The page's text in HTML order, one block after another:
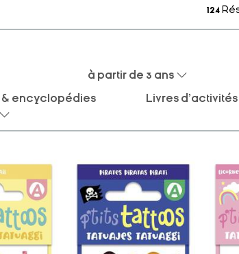
124
à partir de 3 ans
encyclopédies
Livres d'activités